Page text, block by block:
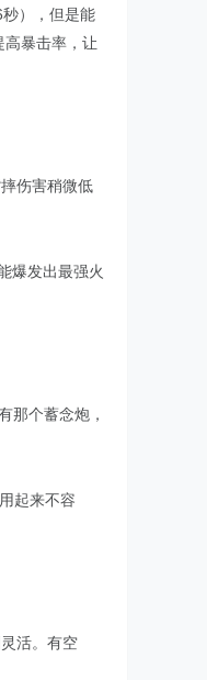
），但是能
暴击率，让
伤害稍微低
爆发出最强火
那个蓄念炮，
起来不容
活。有空